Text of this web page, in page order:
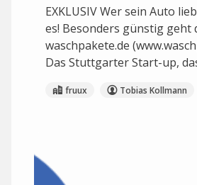
EXKLUSIV Wer sein Auto
es! Besonders günstig geht
waschpakete.de
Das Stuttgarter Start-up,
fruux Tobias Kollmann